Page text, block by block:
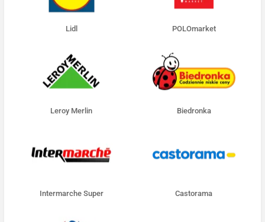
Lidl POLOmarket
Leroy Merlin Biedronka
Intermarche Super Castorama